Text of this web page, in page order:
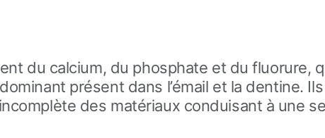
du calcium, du phosphate et du fluorure,
présent dans l’émail et la dentine.
des matériaux conduisant à une